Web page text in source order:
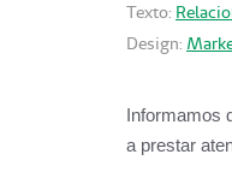
Texto:
Design:
Informamos
a prestar